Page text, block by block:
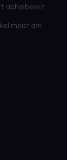
abholbereit
meist am